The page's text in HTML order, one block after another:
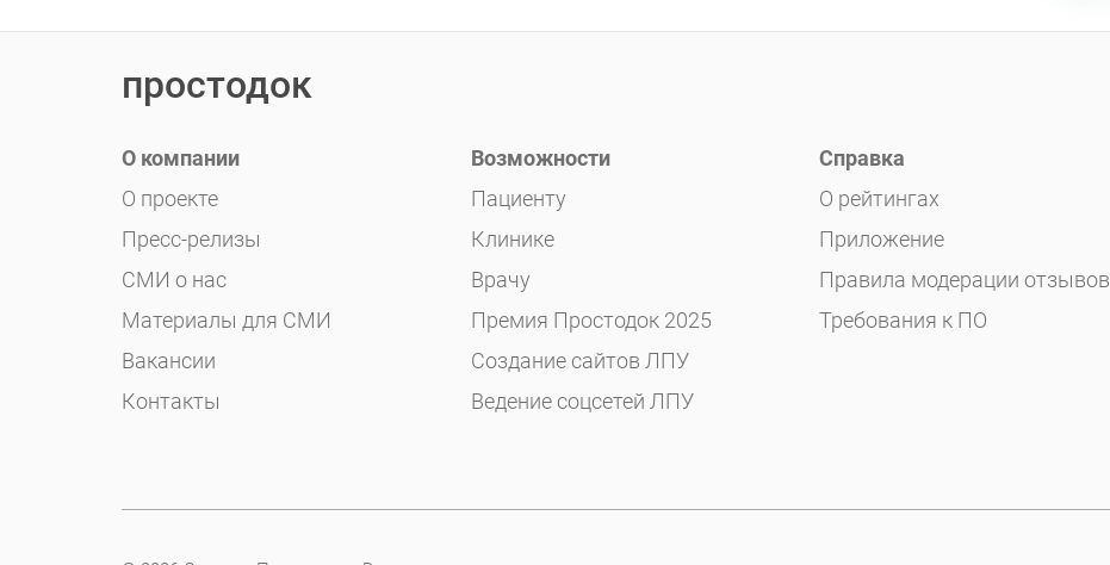
простодок
О компании
О проекте
Пресс-релизы
СМИ о нас
Материалы для СМИ
Вакансии
Контакты
Возможности
Пациенту
Клинике
Врачу
Премия Простодок 2025
Создание сайтов ЛПУ
Ведение соцсетей ЛПУ
Справка
О рейтингах
Приложение
Правила модерации отзывов
Требования к ПО